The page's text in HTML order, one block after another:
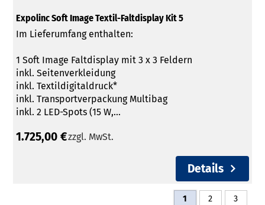
Expolinc Soft Image Textil-Faltdisplay Kit 5
Im Lieferumfang enthalten:
1 Soft Image Faltdisplay mit 3 x 3 Feldern
inkl. Seitenverkleidung
inkl. Textildigitaldruck*
inkl. Transportverpackung Multibag
inkl. 2 LED-Spots (15 W,...
1.725,00 €zzgl. MwSt.
Details
1 2 3